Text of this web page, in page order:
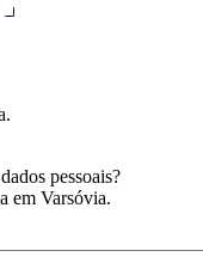
pessoais?
em Varsóvia.